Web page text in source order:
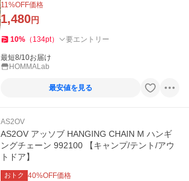
11%OFF価格
1,480円
10% （ 134pt） 要エントリー
最短8/10お届け
HOMMALab
最安値を見る
AS2OV
AS2OV アッソブ HANGING CHAIN M ハンギ
ングチェーン 992100 【キャンプ/テント/アウ
トドア】
おトク 40%OFF価格